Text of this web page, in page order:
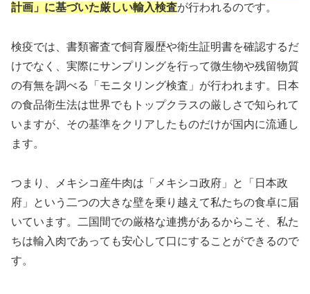
計画」に基づいた厳しい輸入検査が行われるのです。
検疫では、書類審査で飼育履歴や衛生証明書を確認するだ
けでなく、実際にサンプリングを行って微生物や残留物質
の有無を調べる「モニタリング検査」が行われます。日本
の食品衛生法は世界でもトップクラスの厳しさで知られて
いますが、その基準をクリアしたものだけが国内に流通し
ます。
つまり、メキシコ産牛肉は「メキシコ政府」と「日本政
府」という二つの大きな壁を乗り越えて私たちの食卓に届
いています。二国間での厳格な連携があるからこそ、私た
ちは輸入肉であっても安心して口にすることができるので
す。